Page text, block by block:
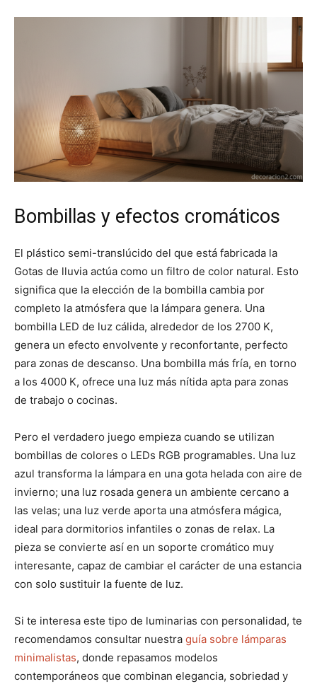
Bombillas y efectos cromáticos
El plástico semi-translúcido del que está fabricada la
Gotas de lluvia actúa como un filtro de color natural. Esto
significa que la elección de la bombilla cambia por
completo la atmósfera que la lámpara genera. Una
bombilla LED de luz cálida, alrededor de los 2700 K,
genera un efecto envolvente y reconfortante, perfecto
para zonas de descanso. Una bombilla más fría, en torno
a los 4000 K, ofrece una luz más nítida apta para zonas
de trabajo o cocinas.
Pero el verdadero juego empieza cuando se utilizan
bombillas de colores o LEDs RGB programables. Una luz
azul transforma la lámpara en una gota helada con aire de
invierno; una luz rosada genera un ambiente cercano a
las velas; una luz verde aporta una atmósfera mágica,
ideal para dormitorios infantiles o zonas de relax. La
pieza se convierte así en un soporte cromático muy
interesante, capaz de cambiar el carácter de una estancia
con solo sustituir la fuente de luz.
Si te interesa este tipo de luminarias con personalidad, te
recomendamos consultar nuestra guía sobre lámparas
minimalistas, donde repasamos modelos
contemporáneos que combinan elegancia, sobriedad y